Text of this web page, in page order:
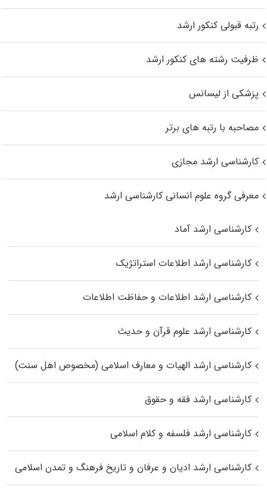
رتبه قبولی کنکور ارشد
ظرفیت رشته های کنکور ارشد
پزشکی از لیسانس
مصاحبه با رتبه های برتر
کارشناسی ارشد مجازی
معرفی گروه علوم انسانی کارشناسی ارشد
کارشناسی ارشد آماد
کارشناسی ارشد اطلاعات استراتژیک
کارشناسی ارشد اطلاعات و حفاظت اطلاعات
کارشناسی ارشد علوم قرآن و حدیث
کارشناسی ارشد الهیات و معارف اسلامی (مخصوص اهل سنت)
کارشناسی ارشد فقه و حقوق
کارشناسی ارشد فلسفه و کلام اسلامی
کارشناسی ارشد ادیان و عرفان و تاریخ فرهنگ و تمدن اسلامی